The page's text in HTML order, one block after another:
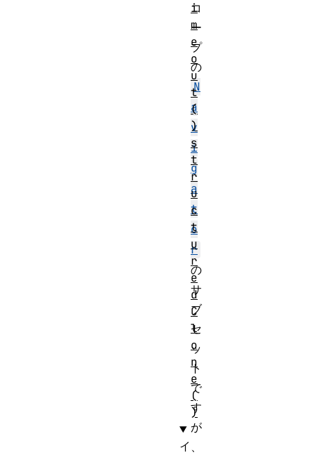
コ
ー
プ
の
N
a
v
i
g
a
t
o
r
の
サ
ブ
セ
ッ
ト
で
す
が
、
i
m
e
o
u
t
(
)
s
t
r
u
c
t
u
r
e
d
C
l
o
n
e
(
)
イ